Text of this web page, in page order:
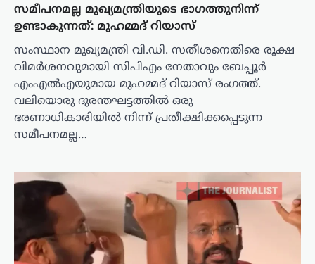
സമീപനമല്ല മുഖ്യമന്ത്രിയുടെ ഭാഗത്തുനിന്ന്
ഉണ്ടാകുന്നത്: മുഹമ്മദ് റിയാസ്
സംസ്ഥാന മുഖ്യമന്ത്രി വി.ഡി. സതീശനെതിരെ രൂക്ഷ
വിമർശനവുമായി സിപിഎം നേതാവും ബേപ്പൂർ
എംഎൽഎയുമായ മുഹമ്മദ് റിയാസ് രംഗത്ത്.
വലിയൊരു ദുരന്തഘട്ടത്തിൽ ഒരു
ഭരണാധികാരിയിൽ നിന്ന് പ്രതീക്ഷിക്കപ്പെടുന്ന
സമീപനമല്ല…